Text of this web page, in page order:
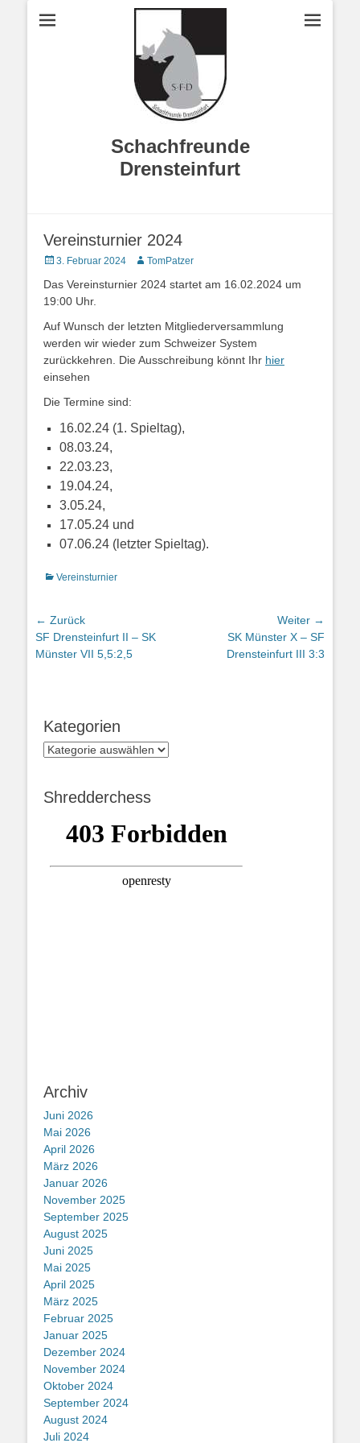
Schachfreunde
Drensteinfurt
Vereinsturnier 2024
Veröffentlicht
3. Februar 2024 AutorTomPatzer
Das Vereinsturnier 2024 startet am 16.02.2024 um
19:00 Uhr.
Auf Wunsch der letzten Mitgliederversammlung
werden wir wieder zum Schweizer System
zurückkehren. Die Ausschreibung könnt Ihr hier
einsehen
Die Termine sind:
16.02.24 (1. Spieltag),
08.03.24,
22.03.23,
19.04.24,
3.05.24,
17.05.24 und
07.06.24 (letzter Spieltag).
Kategorien
Vereinsturnier
Beitragsnavigation
← Zurück
Vorhergehender
Beitrag:
SF Drensteinfurt II – SK
Münster VII 5,5:2,5
Weiter →
SK Münster X – SF
Drensteinfurt III 3:3
Kategorien
Kategorien
Shredderchess
Archiv
Juni 2026
Mai 2026
April 2026
März 2026
Januar 2026
November 2025
September 2025
August 2025
Juni 2025
Mai 2025
April 2025
März 2025
Februar 2025
Januar 2025
Dezember 2024
November 2024
Oktober 2024
September 2024
August 2024
Juli 2024